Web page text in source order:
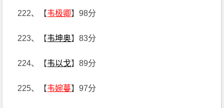
222、【韦极卿】98分
223、【韦坤奥】83分
224、【韦以戈】89分
225、【韦婉蔓】97分